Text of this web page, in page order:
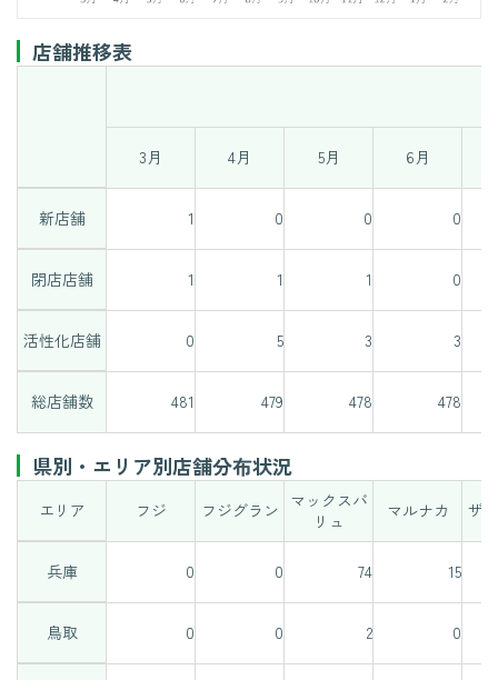
店舗推移表
3月 4月 5月 6月
新店舗 1 0 0 0
閉店店舗 1 1 1 0
活性化店舗 0 5 3 3
総店舗数 481 479 478 478
県別・エリア別店舗分布状況
エリア フジ フジグラン マックスバ
リュ
マルナカ ザ
兵庫 0 0 74 15
鳥取 0 0 2 0